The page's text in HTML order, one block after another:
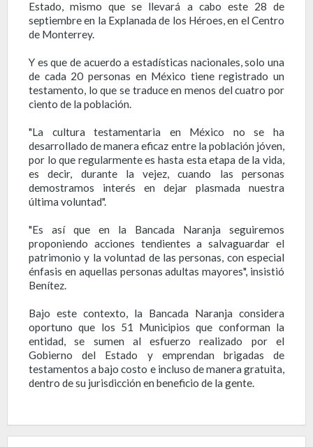
Estado, mismo que se llevará a cabo este 28 de
septiembre en la Explanada de los Héroes, en el Centro
de Monterrey.
Y es que de acuerdo a estadísticas nacionales, solo una
de cada 20 personas en México tiene registrado un
testamento, lo que se traduce en menos del cuatro por
ciento de la población.
"La cultura testamentaria en México no se ha
desarrollado de manera eficaz entre la población jóven,
por lo que regularmente es hasta esta etapa de la vida,
es decir, durante la vejez, cuando las personas
demostramos interés en dejar plasmada nuestra
última voluntad".
"Es así que en la Bancada Naranja seguiremos
proponiendo acciones tendientes a salvaguardar el
patrimonio y la voluntad de las personas, con especial
énfasis en aquellas personas adultas mayores", insistió
Benítez.
Bajo este contexto, la Bancada Naranja considera
oportuno que los 51 Municipios que conforman la
entidad, se sumen al esfuerzo realizado por el
Gobierno del Estado y emprendan brigadas de
testamentos a bajo costo e incluso de manera gratuita,
dentro de su jurisdicción en beneficio de la gente.